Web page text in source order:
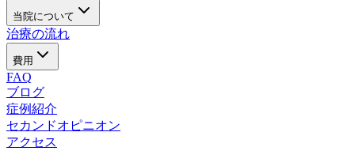
当院について
治療の流れ
費用
FAQ
ブログ
症例紹介
セカンドオピニオン
アクセス